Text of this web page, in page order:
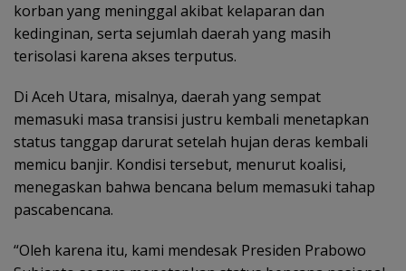
korban yang meninggal akibat kelaparan dan
kedinginan, serta sejumlah daerah yang masih
terisolasi karena akses terputus.
Di Aceh Utara, misalnya, daerah yang sempat
memasuki masa transisi justru kembali menetapkan
status tanggap darurat setelah hujan deras kembali
memicu banjir. Kondisi tersebut, menurut koalisi,
menegaskan bahwa bencana belum memasuki tahap
pascabencana.
“Oleh karena itu, kami mendesak Presiden Prabowo